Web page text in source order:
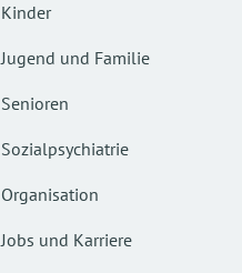
Kinder
Jugend und Familie
Senioren
Sozialpsychiatrie
Organisation
Jobs und Karriere